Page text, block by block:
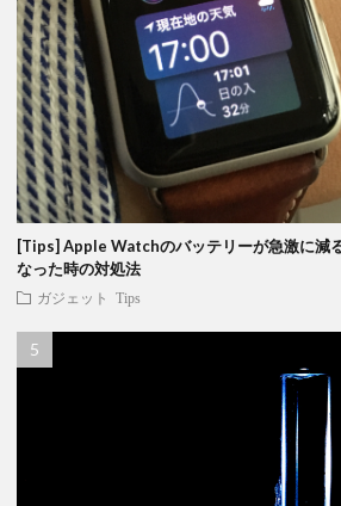
[Tips] Apple Watchのバッテリーが急激に減
なった時の対処法
ガジェット Tips